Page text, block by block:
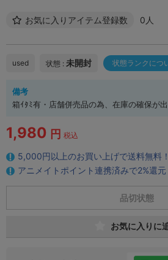
お気に入りアイテム登録数 0人
used 状態 : 未開封 状態ランクにつ
備考
箱ｲﾀﾐ有・店舗併売品の為、在庫の確保が
1,980 円 税込
5,000円以上のお買い上げで送料無料！
アニメイトポイント連携済みで2%還元
品切状態
お気に入りに